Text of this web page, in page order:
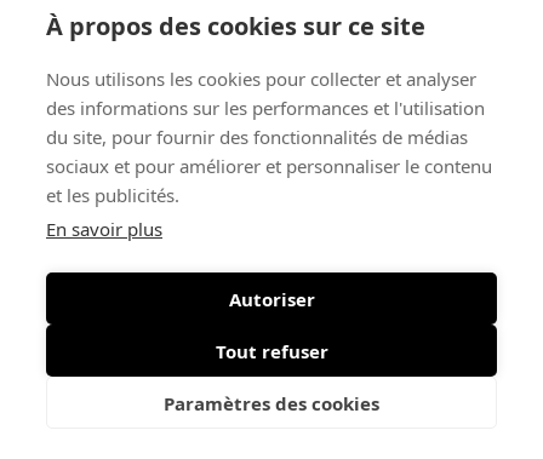
À propos des cookies sur ce site
Nous utilisons les cookies pour collecter et analyser
des informations sur les performances et l'utilisation
du site, pour fournir des fonctionnalités de médias
sociaux et pour améliorer et personnaliser le contenu
et les publicités.
En savoir plus
Autoriser
Tout refuser
Paramètres des cookies